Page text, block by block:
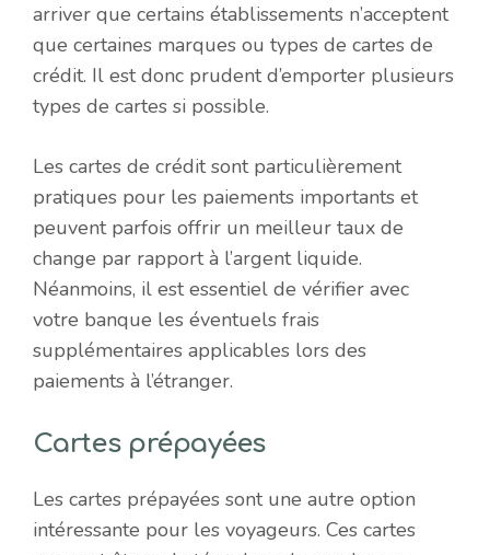
arriver que certains établissements n’acceptent
que certaines marques ou types de cartes de
crédit. Il est donc prudent d’emporter plusieurs
types de cartes si possible.
Les cartes de crédit sont particulièrement
pratiques pour les paiements importants et
peuvent parfois offrir un meilleur taux de
change par rapport à l’argent liquide.
Néanmoins, il est essentiel de vérifier avec
votre banque les éventuels frais
supplémentaires applicables lors des
paiements à l’étranger.
Cartes prépayées
Les cartes prépayées sont une autre option
intéressante pour les voyageurs. Ces cartes